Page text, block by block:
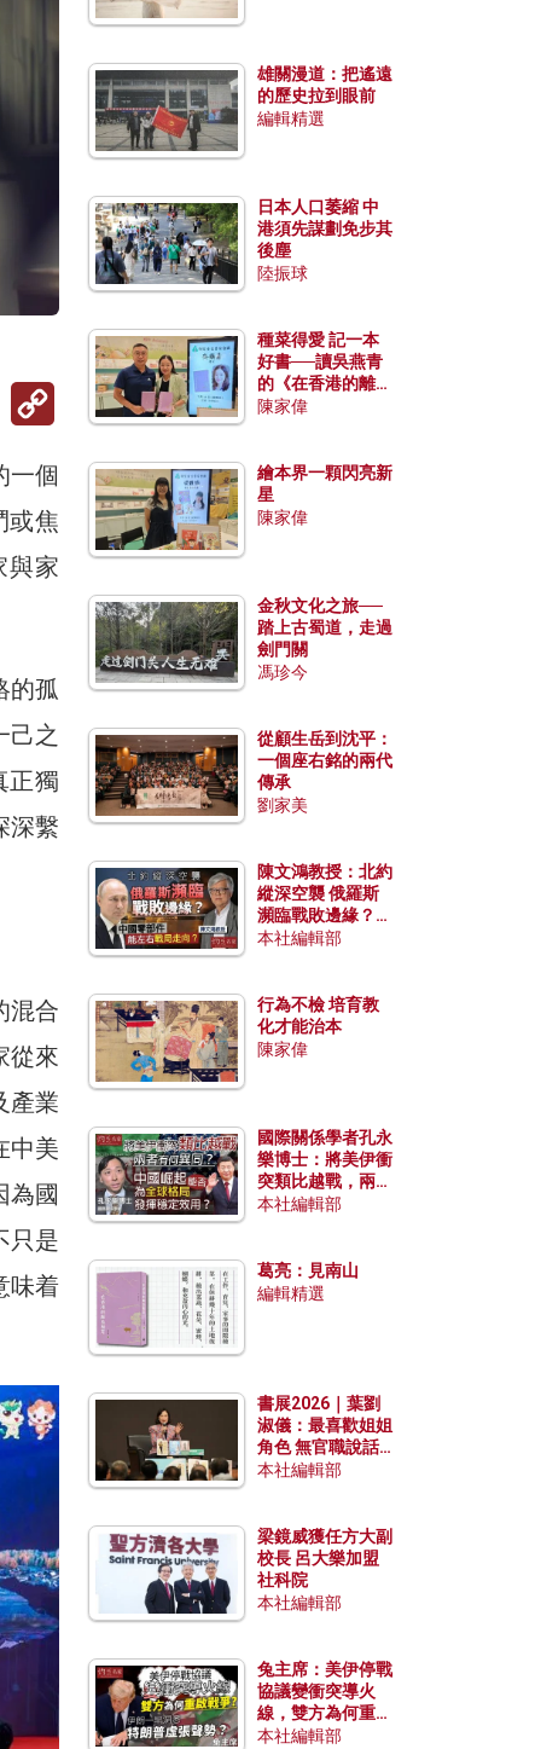
Copy
一個
或焦
與家
的孤
己之
正獨
深繫
混合
從來
產業
中美
為國
只是
味着
雄關漫道：把遙遠
的歷史拉到眼前
編輯精選
日本人口萎縮 中
港須先謀劃免步其
後塵
陸振球
種菜得愛 記一本
好書──讀吳燕青
的《在香港的離島
種菜》
陳家偉
繪本界一顆閃亮新
星
陳家偉
金秋文化之旅──
踏上古蜀道，走過
劍門關
馮珍今
從顧生岳到沈平：
一個座右銘的兩代
傳承
劉家美
陳文鴻教授：北約
縱深空襲 俄羅斯
瀕臨戰敗邊緣？中
國零部件能左右戰
本社編輯部
行為不檢 培育教
化才能治本
陳家偉
國際關係學者孔永
樂博士：將美伊衝
突類比越戰，兩者
有何異同？中國崛
本社編輯部
葛亮：見南山
編輯精選
書展2026｜葉劉
淑儀：最喜歡姐姐
角色 無官職說話
包袱少
本社編輯部
梁鏡威獲任方大副
校長 呂大樂加盟
社科院
本社編輯部
兔主席：美伊停戰
協議變衝突導火
線，雙方為何重啟
戰爭？伊朗一早洞
本社編輯部